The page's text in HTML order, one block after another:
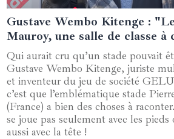
03 mars 2025
Gustave Wembo Kitenge :
Mauroy, une salle de classe
Qui aurait cru qu’un stade pouvait
Gustave Wembo Kitenge, juriste
et inventeur du jeu de société
c’est que l’emblématique stade
(France) a bien des choses à
se joue pas seulement avec les
aussi avec la tête !